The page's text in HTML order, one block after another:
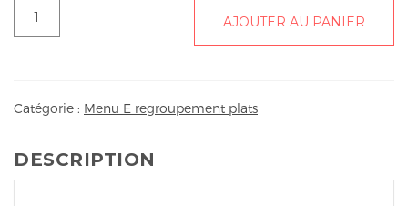
quantité
saumon
&
AJOUTER AU PANIER
Catégorie : Menu E regroupement plats
DESCRIPTION